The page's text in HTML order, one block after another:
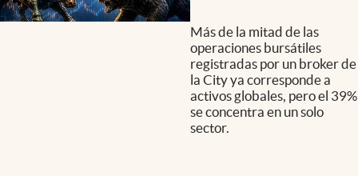
Más de la mitad de las
operaciones bursátiles
registradas por un broker de
la City ya corresponde a
activos globales, pero el 39%
se concentra en un solo
sector.